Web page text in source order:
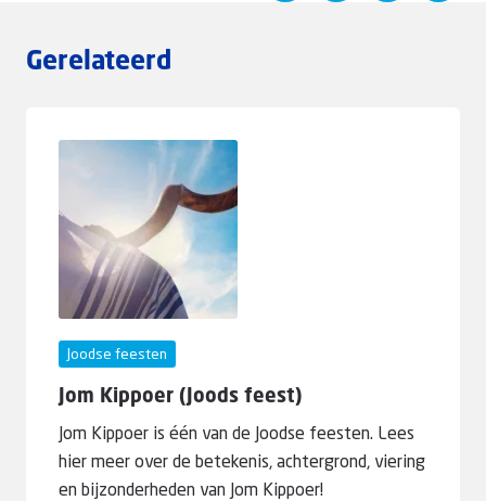
Gerelateerd
Joodse feesten
Jom Kippoer (Joods feest)
Jom Kippoer is één van de Joodse feesten. Lees
hier meer over de betekenis, achtergrond, viering
en bijzonderheden van Jom Kippoer!